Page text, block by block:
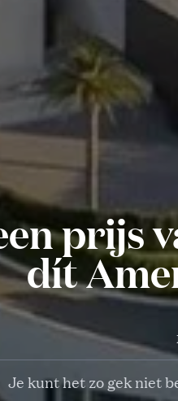
prijs
dít
Je kunt het zo gek niet